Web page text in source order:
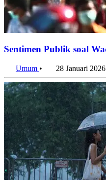
Umum• 28 Januari 2026